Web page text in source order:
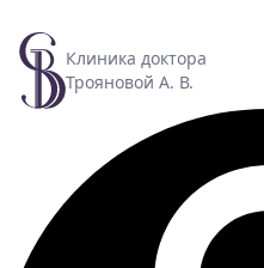
Клиника доктора
Трояновой А. В.